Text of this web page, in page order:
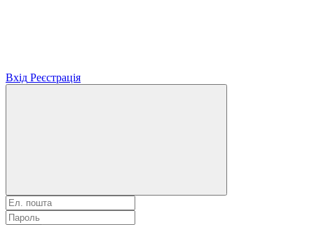
Вхід Реєстрація